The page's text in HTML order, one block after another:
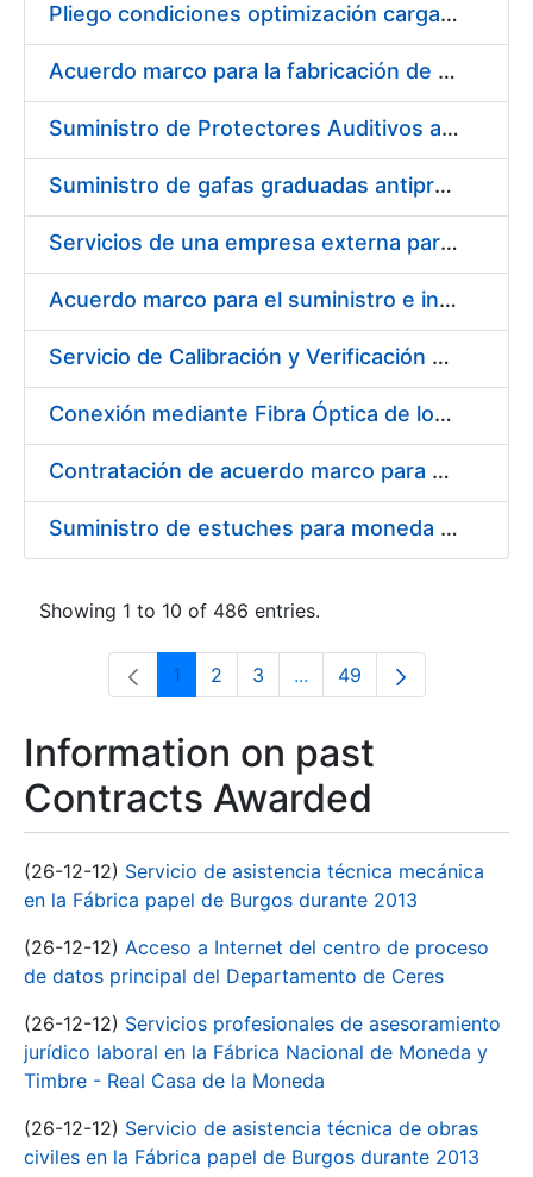
Show/Hide
Pliego condiciones optimización cargas compras firmado
Acuerdo marco para la fabricación de piezas
Suministro de Protectores Auditivos a medida para las personas trabajadoras de los Centros de Trabajo de Madrid y Burgos
Suministro de gafas graduadas antiproyecciones para los trabajadores de la FNMT-RCM en los centros de trabajo de Madrid y Burgos
Servicios de una empresa externa para el asesoramiento y resolución de los recursos de alzada que se presentan relacionados con procesos de selección para la FNMT-RCM
Acuerdo marco para el suministro e instalación de persianas, estores y otros complementos
Servicio de Calibración y Verificación Externa de los Equipos de Medición del Servicio de Prevención de la FNMT-RCM
Conexión mediante Fibra Óptica de los Centros de Proceso de Datos (CPDs) de las sedes de la FNMT-RCM de Burgos y Madrid
Contratación de acuerdo marco para el Suministro de Material de Electricidad para la Fábrica Nacional de Moneda y Timbre-Real Casa de la Moneda en su centro de trabajo de Burgos
Suministro de estuches para moneda de 30 €
Showing 1 to 10 of 486 entries.
Page
1 Page
2 Page
3 ...Intermediate Pages Use
Page
49
Information on past
Contracts Awarded
(26-12-12) Servicio de asistencia técnica mecánica
en la Fábrica papel de Burgos durante 2013
(26-12-12) Acceso a Internet del centro de proceso
de datos principal del Departamento de Ceres
(26-12-12) Servicios profesionales de asesoramiento
jurídico laboral en la Fábrica Nacional de Moneda y
Timbre - Real Casa de la Moneda
(26-12-12) Servicio de asistencia técnica de obras
civiles en la Fábrica papel de Burgos durante 2013